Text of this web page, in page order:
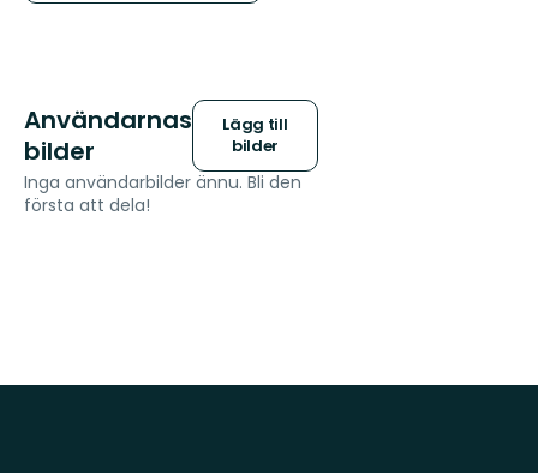
Användarnas
bilder
Lägg till
bilder
Inga användarbilder ännu. Bli den
första att dela!